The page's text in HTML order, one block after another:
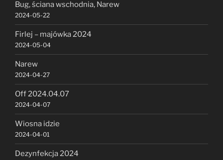
Bug, ściana wschodnia, Narew
2024-05-22
Firlej – majówka 2024
2024-05-04
Narew
2024-04-27
Off 2024.04.07
2024-04-07
Wiosna idzie
2024-04-01
Dezynfekcja 2024